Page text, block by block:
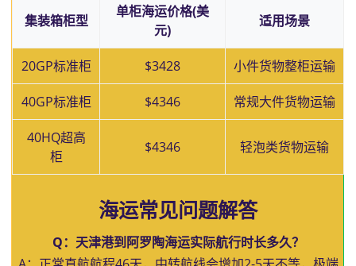
集装箱柜型
单柜海运价格(美
元)
适用场景
20GP标准柜 $3428 小件货物整柜运输
40GP标准柜 $4346 常规大件货物运输
40HQ超高
柜
$4346 轻泡类货物运输
海运常见问题解答
Q：天津港到阿罗陶海运实际航行时长多久？